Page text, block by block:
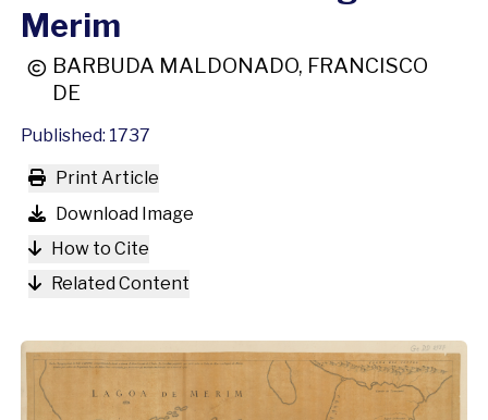
Merim
BARBUDA MALDONADO, FRANCISCO
DE
Published: 1737
Print Article
Download Image
How to Cite
Related Content